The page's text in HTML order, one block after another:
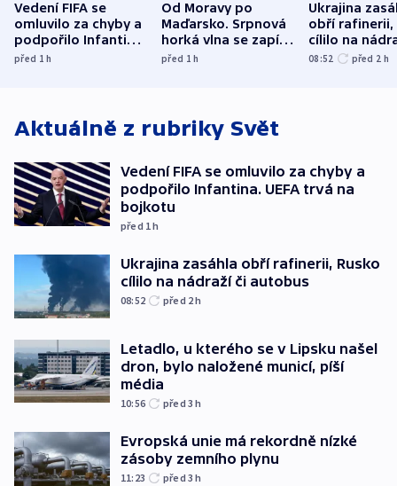
Vedení FIFA se
omluvilo za chyby a
podpořilo Infantina.
UEFA trvá na
před 1h
Od Moravy po
Maďarsko. Srpnová
horká vlna se zapíše
do dějin
před 1h
Ukrajina
obří rafinerii,
cílilo na
autobus
08:52 před 2 h
Aktuálně z rubriky Svět
Vedení FIFA se omluvilo za chyby a
podpořilo Infantina. UEFA trvá na
bojkotu
před 1h
Ukrajina zasáhla obří rafinerii, Rusko
cílilo na nádraží či autobus
08:52 před 2h
Letadlo, u kterého se v Lipsku našel
dron, bylo naložené municí, píší
média
10:56 před 3h
Evropská unie má rekordně nízké
zásoby zemního plynu
11:23 před 3h